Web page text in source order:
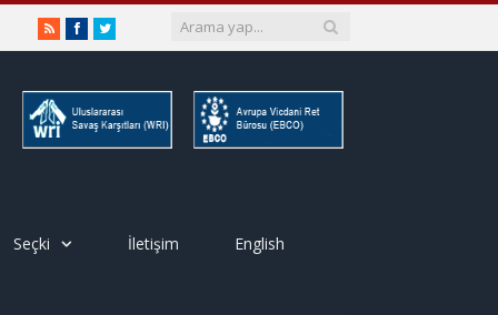
RSSFacebookTwitter
Seçki İletişim English